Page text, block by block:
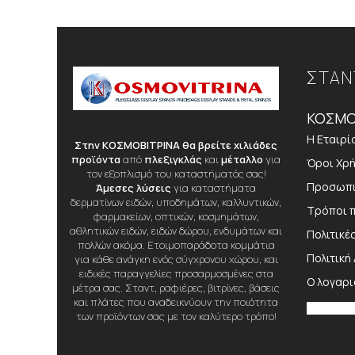
Στην ΚΟΣΜΟΒΙΤΡΙΝΑ θα βρείτε χιλιάδες
προϊόντααπό πλεξιγκλάς καιμέταλλο για
τον εξοπλισμό του καταστήματός σας!
Άμεσες λύσεις για καταστήματα
δερματίνων ειδών, υποδημάτων, καλλυντικών,
φαρμακείων, οπτικών, κοσμημάτων,
αθλητικών ειδών, ειδών δώρου, ενδυμάτων και
πολλών ακόμα. Ετοιμοπαράδοτα κομμάτια
για κάθε ανάγκη ενός σύγχρονου χώρου, και
ειδικές παραγγελίες προσαρμοσμένες στα
μέτρα σας. Σταντ, ραφιέρες, βιτρίνες, βάσεις
και πλάτες που αναδεικνύουν την ποιότητα
των προϊόντων σας με τον καλύτερο τρόπο!
Η
Όροι
Τρόποι
Ο